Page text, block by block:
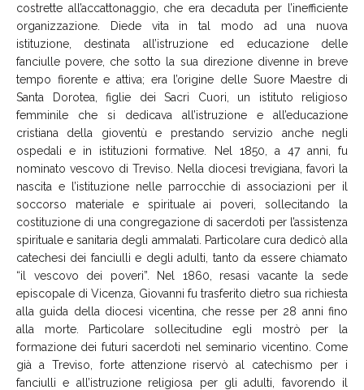
costrette all’accattonaggio, che era decaduta per l’inefficiente
organizzazione. Diede vita in tal modo ad una nuova
istituzione, destinata all’istruzione ed educazione delle
fanciulle povere, che sotto la sua direzione divenne in breve
tempo fiorente e attiva; era l’origine delle Suore Maestre di
Santa Dorotea, figlie dei Sacri Cuori, un istituto religioso
femminile che si dedicava all’istruzione e all’educazione
cristiana della gioventù e prestando servizio anche negli
ospedali e in istituzioni formative. Nel 1850, a 47 anni, fu
nominato vescovo di Treviso. Nella diocesi trevigiana, favorì la
nascita e l’istituzione nelle parrocchie di associazioni per il
soccorso materiale e spirituale ai poveri, sollecitando la
costituzione di una congregazione di sacerdoti per l’assistenza
spirituale e sanitaria degli ammalati. Particolare cura dedicò alla
catechesi dei fanciulli e degli adulti, tanto da essere chiamato
“il vescovo dei poveri”. Nel 1860, resasi vacante la sede
episcopale di Vicenza, Giovanni fu trasferito dietro sua richiesta
alla guida della diocesi vicentina, che resse per 28 anni fino
alla morte. Particolare sollecitudine egli mostrò per la
formazione dei futuri sacerdoti nel seminario vicentino. Come
già a Treviso, forte attenzione riservò al catechismo per i
fanciulli e all’istruzione religiosa per gli adulti, favorendo il